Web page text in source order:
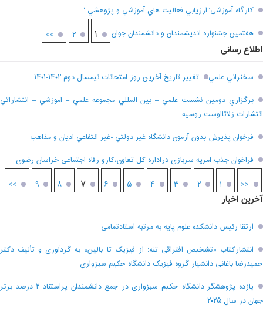
کارگاه آموزشی”ارزيابي فعاليت هاي آموزشي و پژوهشي “
هفتمين جشنواره انديشمندان و دانشمندان جوان
۱ ۲ >>
اطلاع رسانی
سخنراني علمي
تغيير تاريخ آخرين روز امتحانات نيمسال دوم ۱۴۰۲-۱۴۰۱
برگزاري دومين نشست علمي – بين المللي مجموعه علمي – اموزشي – انتشاراتي
انتشارات زلاتااوست روسيه
فرخوان پذيرش بدون آزمون دانشگاه غير دولتي -غير انتفاعي اديان و مذاهب
فراخوان جذب امریه سربازی دراداره کل تعاون،کارو رفاه اجتماعی خراسان رضوی
<< ۱ ۲ ۳ ۴ ۵ ۶ ۷ ۸ ۹ >>
آخرین اخبار
ارتقا رئیس دانشکده علوم پایه به مرتبه استادتمامی
انتشارکتاب «تشخیص افتراقی تنه: از فیزیک تا بالین» به گردآوری و تألیف دکتر
حمیدرضا باغانی دانشیار گروه فیزیک دانشگاه حکیم سبزواری
یازده پژوهشگر دانشگاه حکیم سبزواری در جمع دانشمندان پراستناد ۲ درصد برتر
جهان در سال ۲۰۲۵